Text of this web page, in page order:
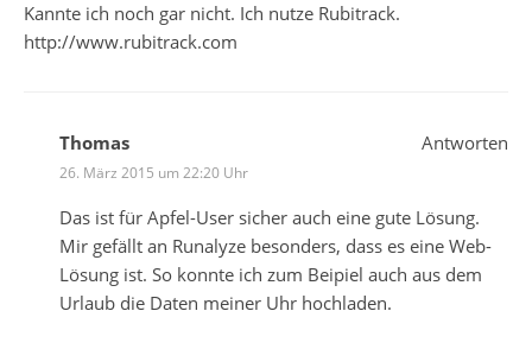
Kannte ich noch gar nicht. Ich nutze Rubitrack.
http://www.rubitrack.com
Thomas
26. März 2015 um 22:20 Uhr
Das ist für Apfel-User sicher auch eine gute Lösung.
Mir gefällt an Runalyze besonders, dass es eine Web-
Lösung ist. So konnte ich zum Beipiel auch aus dem
Urlaub die Daten meiner Uhr hochladen.
Antworten